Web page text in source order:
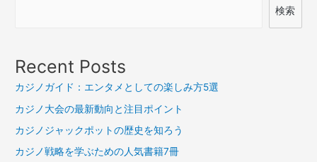
シ
ョ
ン
検索
Recent Posts
カジノガイド：エンタメとしての楽しみ方5選
カジノ大会の最新動向と注目ポイント
カジノジャックポットの歴史を知ろう
カジノ戦略を学ぶための人気書籍7冊